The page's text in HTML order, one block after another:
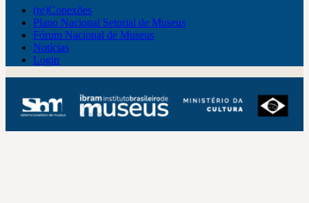
(re)Conexões
Plano Nacional Setorial de Museus
Fórum Nacional de Museus
Notícias
Login